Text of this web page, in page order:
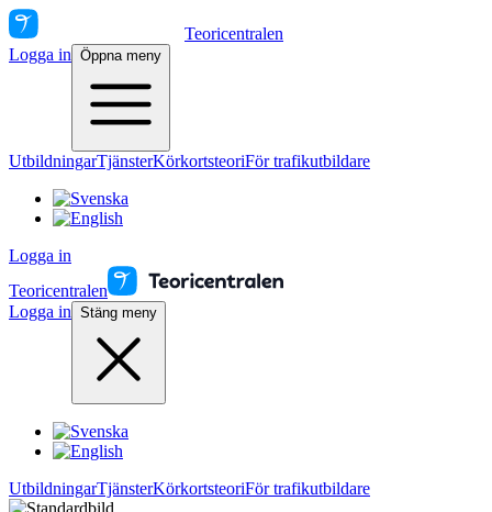
Teoricentralen
Logga in Öppna meny
UtbildningarTjänsterKörkortsteoriFör trafikutbildare
Logga in
Teoricentralen
Logga in Stäng meny
UtbildningarTjänsterKörkortsteoriFör trafikutbildare